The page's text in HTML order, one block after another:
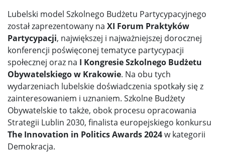
Lubelski model Szkolnego Budżetu Partycypacyjnego
został zaprezentowany na XI Forum Praktyków
Partycypacji, największej i najważniejszej dorocznej
konferencji poświęconej tematyce partycypacji
społecznej oraz na I Kongresie Szkolnego Budżetu
Obywatelskiego w Krakowie. Na obu tych
wydarzeniach lubelskie doświadczenia spotkały się z
zainteresowaniem i uznaniem. Szkolne Budżety
Obywatelskie to także, obok procesu opracowania
Strategii Lublin 2030, finalista europejskiego konkursu
The Innovation in Politics Awards 2024w kategorii
Demokracja.